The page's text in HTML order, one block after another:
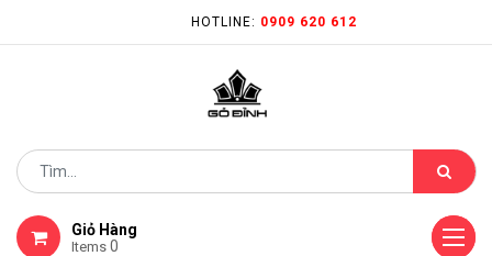
HOTLINE: 0909 620 612
Giỏ Hàng
Items 0